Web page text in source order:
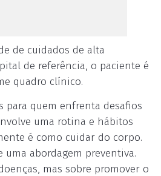
de cuidados de alta
de referência, o paciente é
quadro clínico.
para quem enfrenta desafios
uma rotina e hábitos
é como cuidar do corpo.
uma abordagem preventiva.
mas sobre promover o